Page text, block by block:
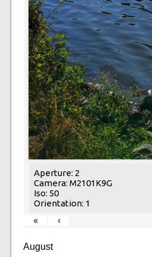
Aperture: 2
Camera: M2101K9G
Iso: 50
Orientation: 1
«
‹
August